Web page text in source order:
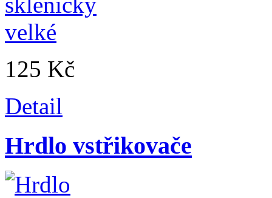
125 Kč
Detail
Hrdlo vstřikovače